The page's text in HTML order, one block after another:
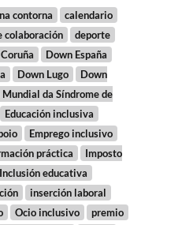
contorna
calendario
colaboración
deporte
Down España
Down Lugo
Down
Mundial da Síndrome de
Educación inclusiva
Emprego inclusivo
práctica
Imposto
Inclusión educativa
inserción laboral
Ocio inclusivo
premio